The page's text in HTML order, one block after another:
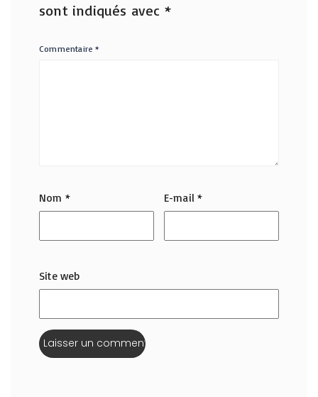
sont indiqués avec *
Commentaire*
Nom * E-mail*
Site web